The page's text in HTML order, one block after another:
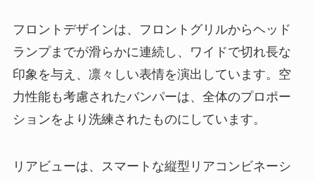
フロントデザインは、フロントグリルからヘッド
ランプまでが滑らかに連続し、ワイドで切れ長な
印象を与え、凛々しい表情を演出しています。空
力性能も考慮されたバンパーは、全体のプロポー
ションをより洗練されたものにしています。
リアビューは、スマートな縦型リアコンビネーシ